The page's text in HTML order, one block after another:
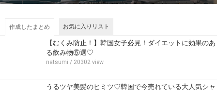
作成したまとめ お気に入りリスト
【むくみ防止！】韓国女子必見！ダイエットに効果のあ
る飲み物⑤選♡
natsumi / 20302 view
うるツヤ美髪のヒミツ♡韓国で今売れている大人気シャ